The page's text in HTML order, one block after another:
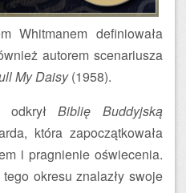
Whitmanem definiowała
autorem scenariusza
My Daisy(1958).
odkryłBiblię Buddyjską
która zapoczątkowała
i pragnienie oświecenia.
okresu znalazły swoje